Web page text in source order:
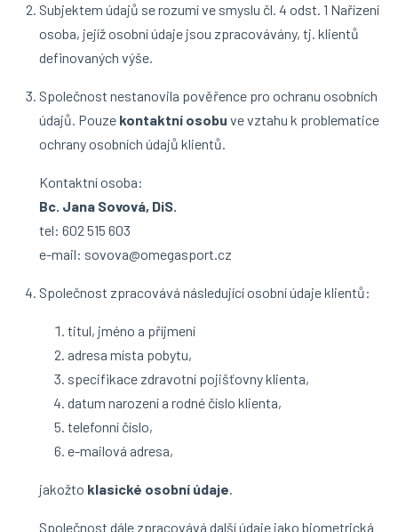
Subjektem údajů se rozumí ve smyslu čl. 4 odst. 1 Nařízení
osoba, jejíž osobní údaje jsou zpracovávány, tj. klientů
definovaných výše.
Společnost nestanovila pověřence pro ochranu osobních
údajů. Pouze kontaktní osobu ve vztahu k problematice
ochrany osobních údajů klientů.
Kontaktní osoba:
Bc. Jana Sovová, DiS.
tel: 602 515 603
e-mail: sovova@omegasport.cz
Společnost zpracovává následující osobní údaje klientů:
titul, jméno a příjmení
adresa místa pobytu,
specifikace zdravotní pojišťovny klienta,
datum narození a rodné číslo klienta,
telefonní číslo,
e-mailová adresa,
jakožto klasické osobní údaje.
Společnost dále zpracovává další údaje jako biometrická